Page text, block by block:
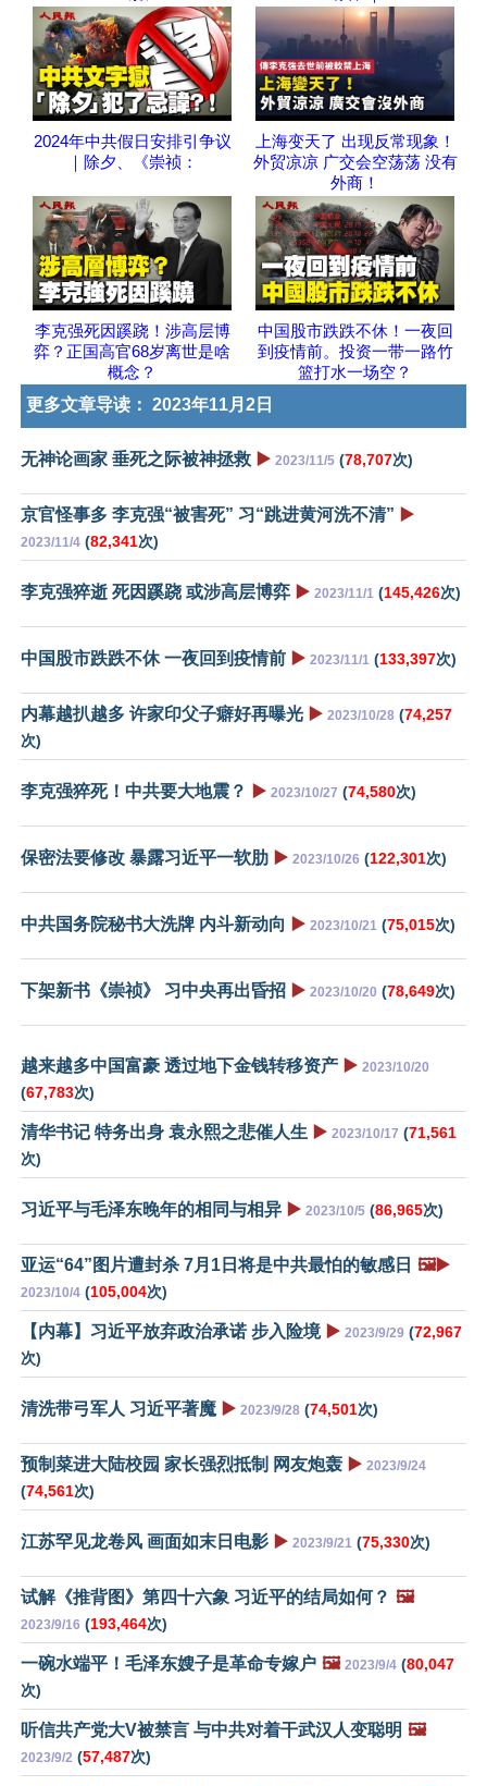
2024年中共假日安排引争议
｜除夕、《崇祯：
上海变天了 出现反常现象！
外贸凉凉 广交会空荡荡 没有
外商！
李克强死因蹊跷！涉高层博
弈？正国高官68岁离世是啥
概念？
中国股市跌跌不休！一夜回
到疫情前。投资一带一路竹
篮打水一场空？
更多文章导读： 2023年11月2日
无神论画家 垂死之际被神拯救 ▶️ 2023/11/5 (78,707次)
京官怪事多 李克强“被害死” 习“跳进黄河洗不清” ▶️
2023/11/4 (82,341次)
李克强猝逝 死因蹊跷 或涉高层博弈 ▶️ 2023/11/1 (145,426次)
中国股市跌跌不休 一夜回到疫情前 ▶️ 2023/11/1 (133,397次)
内幕越扒越多 许家印父子癖好再曝光 ▶️ 2023/10/28 (74,257
次)
李克强猝死！中共要大地震？ ▶️ 2023/10/27 (74,580次)
保密法要修改 暴露习近平一软肋 ▶️ 2023/10/26 (122,301次)
中共国务院秘书大洗牌 内斗新动向 ▶️ 2023/10/21 (75,015次)
下架新书《崇祯》 习中央再出昏招 ▶️ 2023/10/20 (78,649次)
越来越多中国富豪 透过地下金钱转移资产 ▶️ 2023/10/20
(67,783次)
清华书记 特务出身 袁永熙之悲催人生 ▶️ 2023/10/17 (71,561
次)
习近平与毛泽东晚年的相同与相异 ▶️ 2023/10/5 (86,965次)
亚运“64”图片遭封杀 7月1日将是中共最怕的敏感日 🖼️▶️
2023/10/4 (105,004次)
【内幕】习近平放弃政治承诺 步入险境 ▶️ 2023/9/29 (72,967
次)
清洗带弓军人 习近平著魔 ▶️ 2023/9/28 (74,501次)
预制菜进大陆校园 家长强烈抵制 网友炮轰 ▶️ 2023/9/24
(74,561次)
江苏罕见龙卷风 画面如末日电影 ▶️ 2023/9/21 (75,330次)
试解《推背图》第四十六象 习近平的结局如何？ 🖼️
2023/9/16 (193,464次)
一碗水端平！毛泽东嫂子是革命专嫁户 🖼️ 2023/9/4 (80,047
次)
听信共产党大V被禁言 与中共对着干武汉人变聪明 🖼️
2023/9/2 (57,487次)